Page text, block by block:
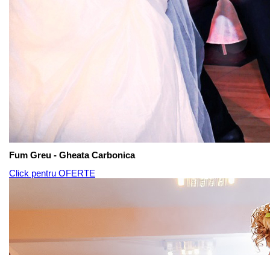
Fum Greu - Gheata Carbonica
Click pentru OFERTE